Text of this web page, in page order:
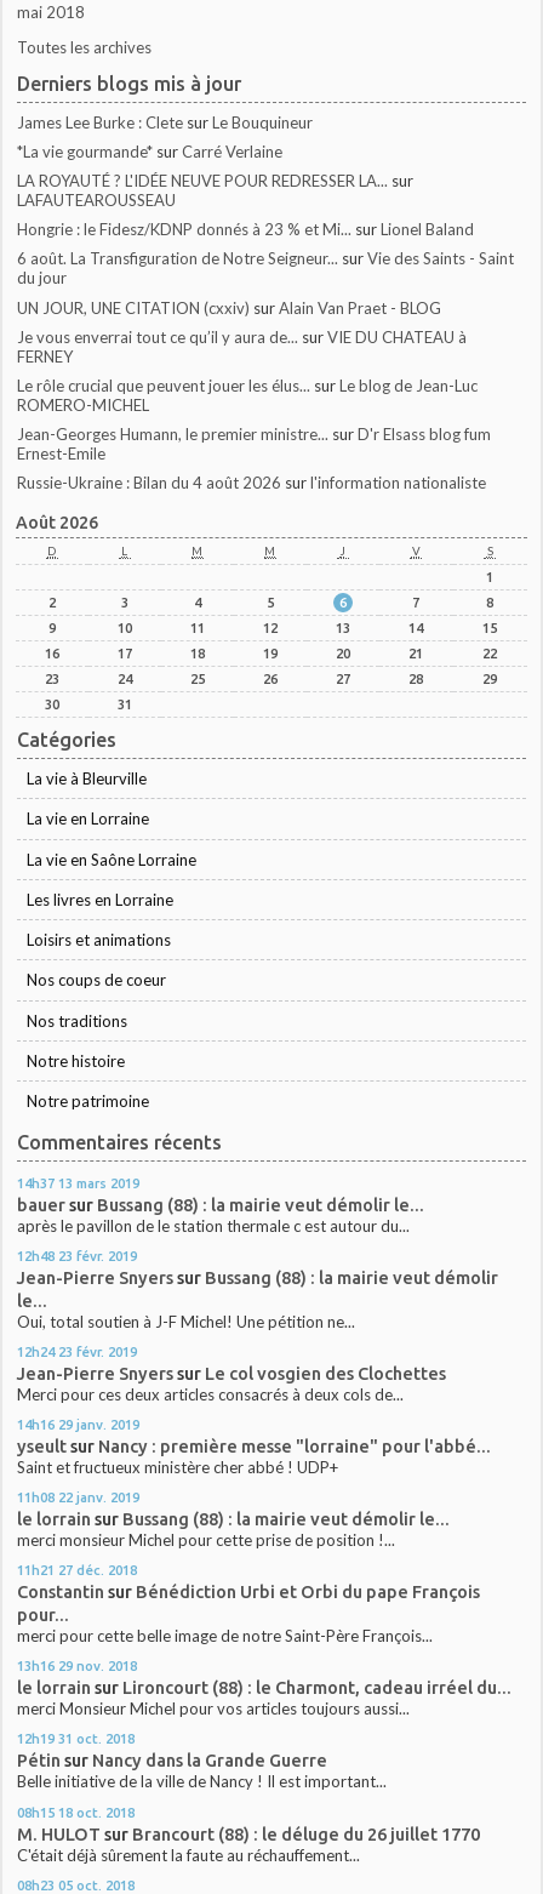
mai 2018
Toutes les archives
Derniers blogs mis à jour
James Lee Burke : Clete surLe Bouquineur
*La vie gourmande* surCarré Verlaine
LA ROYAUTÉ ? L'IDÉE NEUVE POUR REDRESSER LA... sur
LAFAUTEAROUSSEAU
Hongrie : le Fidesz/KDNP donnés à 23 % et Mi... surLionel Baland
6 août. La Transfiguration de Notre Seigneur... surVie des Saints - Saint
du jour
UN JOUR, UNE CITATION (cxxiv) surAlain Van Praet - BLOG
Je vous enverrai tout ce qu’il y aura de... surVIE DU CHATEAU à
FERNEY
Le rôle crucial que peuvent jouer les élus... surLe blog de Jean-Luc
ROMERO-MICHEL
Jean-Georges Humann, le premier ministre... surD'r Elsass blog fum
Ernest-Emile
Russie-Ukraine : Bilan du 4 août 2026 surl'information nationaliste
Août 2026
D L M M J V S
1
2
3 4 5 6 7
8
9
10 11 12 13 14
15
16
17 18 19 20 21
22
23
24 25 26 27 28
29
30
31
Catégories
La vie à Bleurville
La vie en Lorraine
La vie en Saône Lorraine
Les livres en Lorraine
Loisirs et animations
Nos coups de coeur
Nos traditions
Notre histoire
Notre patrimoine
Commentaires récents
14h37 13 mars 2019
bauersur Bussang (88) : la mairie veut démolir le...
après le pavillon de le station thermale c est autour du...
12h48 23 févr. 2019
Jean-Pierre Snyerssur Bussang (88) : la mairie veut démolir
le...
Oui, total soutien à J-F Michel! Une pétition ne...
12h24 23 févr. 2019
Jean-Pierre Snyerssur Le col vosgien des Clochettes
Merci pour ces deux articles consacrés à deux cols de...
14h16 29 janv. 2019
yseultsur Nancy : première messe "lorraine" pour l'abbé...
Saint et fructueux ministère cher abbé ! UDP+
11h08 22 janv. 2019
le lorrain sur Bussang (88) : la mairie veut démolir le...
merci monsieur Michel pour cette prise de position !...
11h21 27 déc. 2018
Constantin sur Bénédiction Urbi et Orbi du pape François
pour...
merci pour cette belle image de notre Saint-Père François...
13h16 29 nov. 2018
le lorrain sur Lironcourt (88) : le Charmont, cadeau irréel du...
merci Monsieur Michel pour vos articles toujours aussi...
12h19 31 oct. 2018
Pétin sur Nancy dans la Grande Guerre
Belle initiative de la ville de Nancy ! Il est important...
08h15 18 oct. 2018
M. HULOT sur Brancourt (88) : le déluge du 26 juillet 1770
C'était déjà sûrement la faute au réchauffement...
08h23 05 oct. 2018